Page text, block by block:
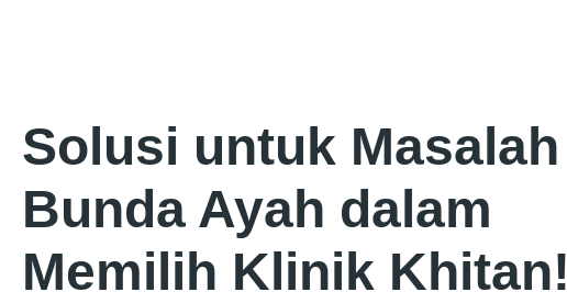
Solusi untuk Masalah
Bunda Ayah dalam
Memilih Klinik Khitan!